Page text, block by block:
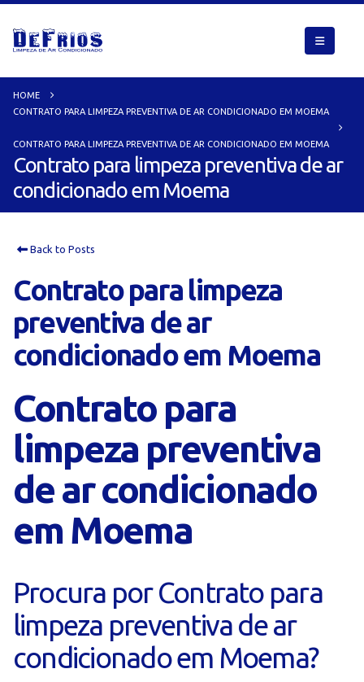
HOME
CONTRATO PARA LIMPEZA PREVENTIVA DE AR CONDICIONADO EM MOEMA
CONTRATO PARA LIMPEZA PREVENTIVA DE AR CONDICIONADO EM MOEMA
Contrato para limpeza preventiva de ar
condicionado em Moema
Back to Posts
Contrato para limpeza
preventiva de ar
condicionado em Moema
Contrato para
limpeza preventiva
de ar condicionado
em Moema
Procura por Contrato para
limpeza preventiva de ar
condicionado em Moema?